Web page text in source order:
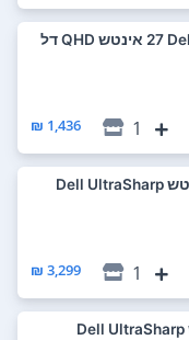
1
1,436 ₪
מסך מחשב ‏42.51 ‏אינטש Dell UltraSharp
1
3,299 ₪
מסך מחשב ‏38 ‏אינטש Dell UltraSharp